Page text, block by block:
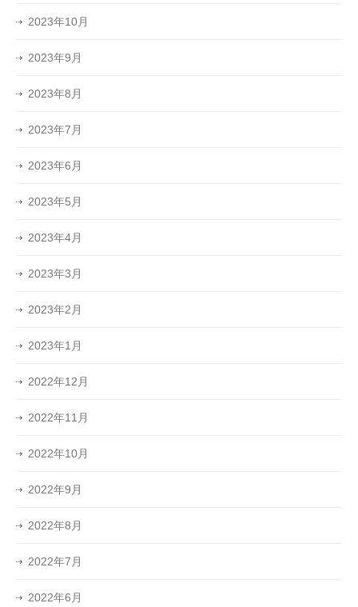
2023年10月
2023年9月
2023年8月
2023年7月
2023年6月
2023年5月
2023年4月
2023年3月
2023年2月
2023年1月
2022年12月
2022年11月
2022年10月
2022年9月
2022年8月
2022年7月
2022年6月